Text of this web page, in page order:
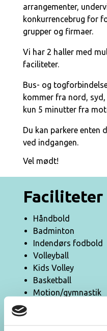
arrangementer,
konkurrencebrug for
grupper og firmaer.
Vi har 2 haller med
faciliteter.
Bus- og
kommer fra nord,
kun 5 minutter fra
Du kan parkere enten
ved indgangen.
Vel mødt!
Faciliteter
Håndbold
Badminton
Indendørs fodbold
Volleyball
Kids Volley
Basketball
Motion/gymnastik